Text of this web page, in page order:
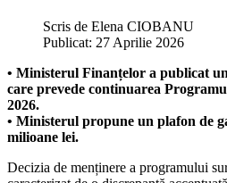
Scris de Elena CIOBANU
Publicat: 27 Aprilie 2026
• Ministerul Finanțelor a publicat
care prevede continuarea
2026.
• Ministerul propune un plafon de
milioane lei.
Decizia de menținere a programului